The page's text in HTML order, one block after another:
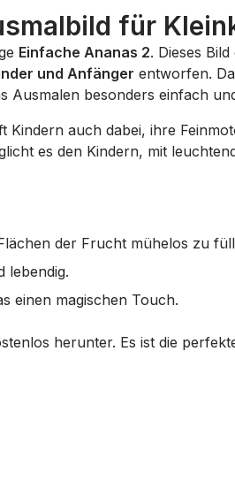
für
Einfache Ananas 2. Dieses
und Anfänger entworfen.
Ausmalen besonders einfach
auch dabei, ihre
es den Kindern, mit
der Frucht mühelos zu
lebendig.
einen magischen Touch.
herunter. Es ist die